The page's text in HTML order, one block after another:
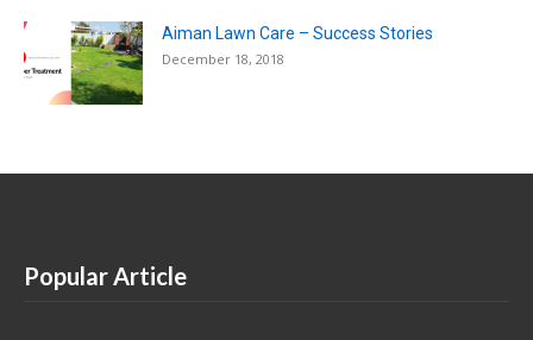
Aiman Lawn Care – Success Stories
December 18, 2018
Popular Article